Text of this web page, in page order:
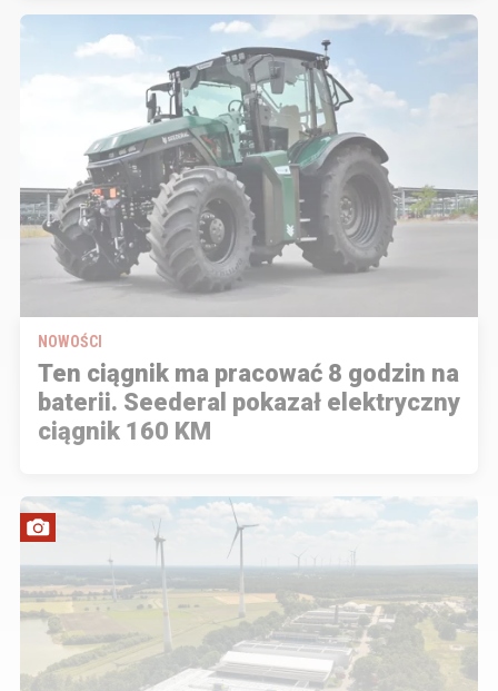
NOWOŚCI
Ten ciągnik ma pracować 8 godzin na
baterii. Seederal pokazał elektryczny
ciągnik 160 KM